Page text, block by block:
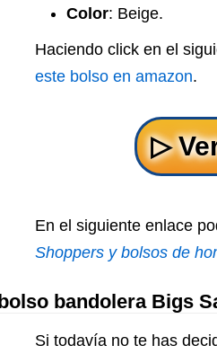
Color: Beige.
Haciendo click en el
este bolso en amazon.
En el siguiente enlace
Shoppers y bolsos de
bandolera Bigs
Si todavía no te has